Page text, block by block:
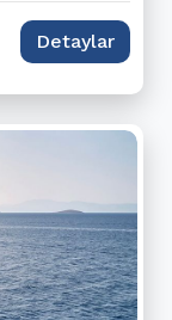
Detaylar